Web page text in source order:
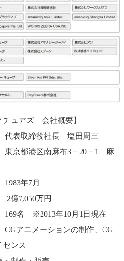
チュアズ 会社概要】
役社長 塩田周三
南麻布3－20－1 麻
7月
万円
年10月1日現在
ーションの制作、CG
センス